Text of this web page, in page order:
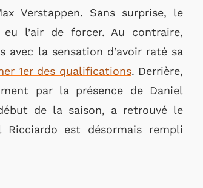
Verstappen. Sans surprise, le
l’air de forcer. Au contraire,
la sensation d’avoir raté sa
1er des qualifications. Derrière,
par la présence de Daniel
de la saison, a retrouvé le
est désormais rempli